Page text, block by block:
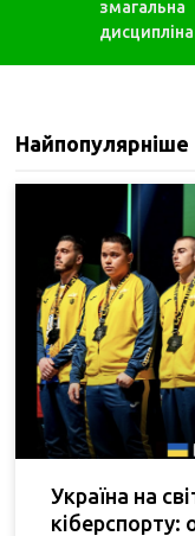
змагальна
дисципліна
Найпопулярніше
Україна на
кіберспорту: